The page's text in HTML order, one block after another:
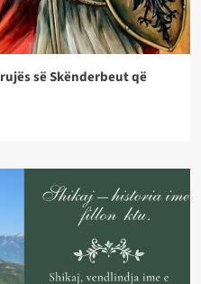
së Skënderbeut që